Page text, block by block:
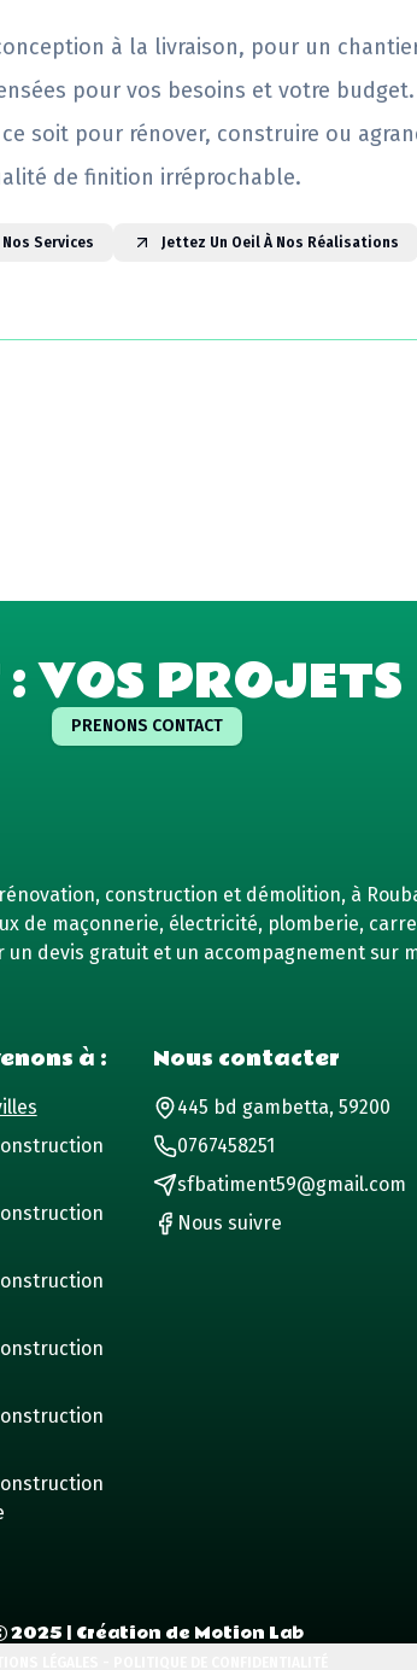
à la livraison, pour un
pour vos besoins et votre budget.
soit pour rénover, construire ou
de finition irréprochable.
Services Jettez Un Oeil À Nos Réalisations
VOS
PRENONS CONTACT
construction et démolition, à
de maçonnerie, électricité, plomberie,
un devis gratuit et un accompagnement sur
à : Nous contacter
445 bd gambetta, 59200
0767458251
sfbatiment59@gmail.com
Nous suivre
2025 | Création de Motion Lab